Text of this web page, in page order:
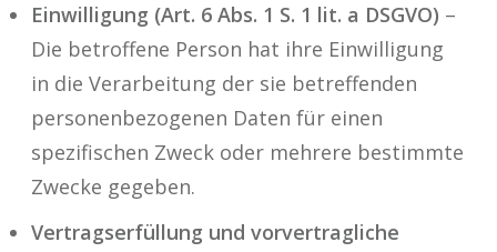
Einwilligung (Art. 6 Abs. 1 S. 1 lit. a DSGVO) –
Die betroffene Person hat ihre Einwilligung
in die Verarbeitung der sie betreffenden
personenbezogenen Daten für einen
spezifischen Zweck oder mehrere bestimmte
Zwecke gegeben.
Vertragserfüllung und vorvertragliche